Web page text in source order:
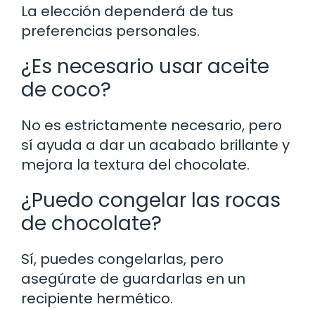
La elección dependerá de tus
preferencias personales.
¿Es necesario usar aceite
de coco?
No es estrictamente necesario, pero
sí ayuda a dar un acabado brillante y
mejora la textura del chocolate.
¿Puedo congelar las rocas
de chocolate?
Sí, puedes congelarlas, pero
asegúrate de guardarlas en un
recipiente hermético.